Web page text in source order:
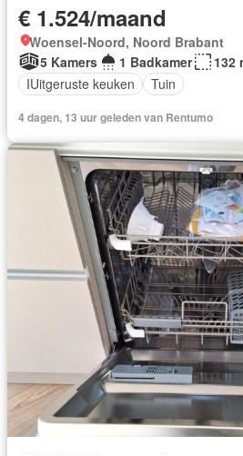
€ 1.524/maand
Woensel-Noord, Noord Brabant
5 Kamers
1 Badkamer
132
IUitgeruste keuken
Tuin
4 dagen, 13 uur geleden van Rentumo